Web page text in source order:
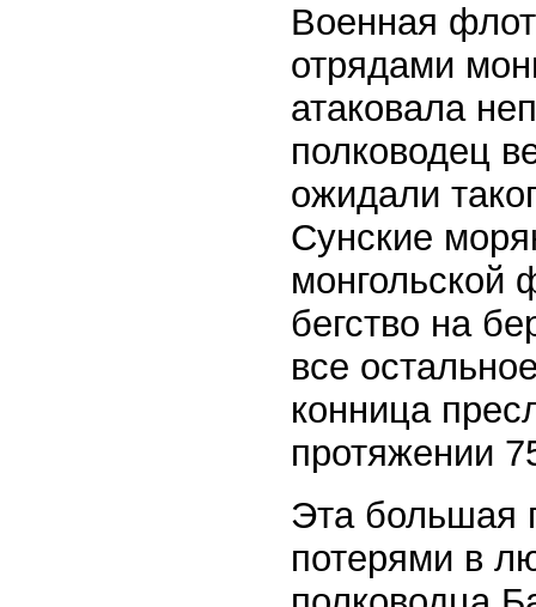
Военная
отрядами
атаковала
полководец
ожидали
Сунские
монгольской
бегство на
все
конница
протяжении
Эта большая
потерями в